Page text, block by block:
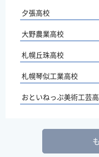
夕張高校
大野農業高校
札幌丘珠高校
札幌琴似工業高校
おといねっぷ美術工芸